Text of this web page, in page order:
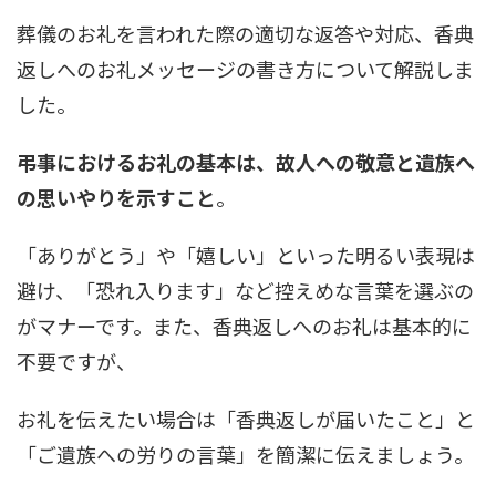
葬儀のお礼を言われた際の適切な返答や対応、香典
返しへのお礼メッセージの書き方について解説しま
した。
弔事におけるお礼の基本は、故人への敬意と遺族へ
の思いやりを示すこと。
「ありがとう」や「嬉しい」といった明るい表現は
避け、「恐れ入ります」など控えめな言葉を選ぶの
がマナーです。また、香典返しへのお礼は基本的に
不要ですが、
お礼を伝えたい場合は「香典返しが届いたこと」と
「ご遺族への労りの言葉」を簡潔に伝えましょう。